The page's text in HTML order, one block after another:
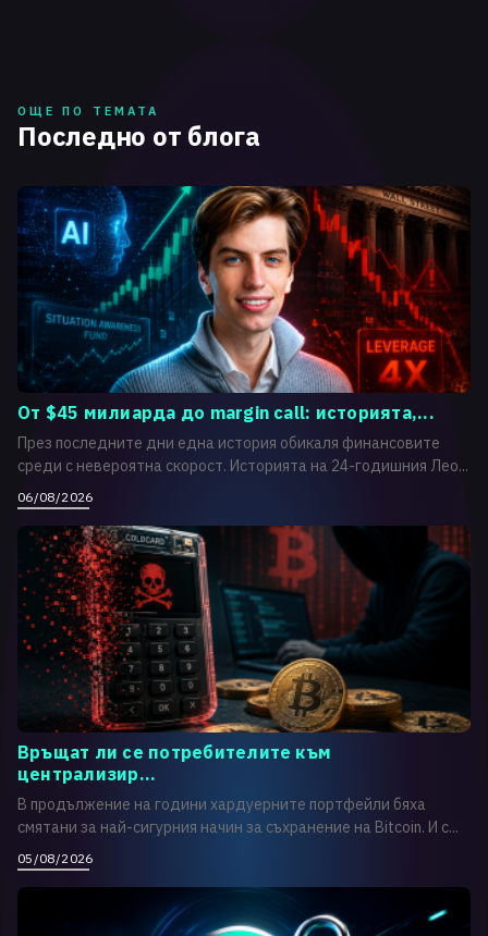
ОЩЕ ПО ТЕМАТА
Последно от блога
От $45 милиарда до margin call: историята,...
През последните дни една история обикаля финансовите
среди с невероятна скорост. Историята на 24-годишния Лео...
06/08/2026
Връщат ли се потребителите към
централизир...
В продължение на години хардуерните портфейли бяха
смятани за най-сигурния начин за съхранение на Bitcoin. И с...
05/08/2026